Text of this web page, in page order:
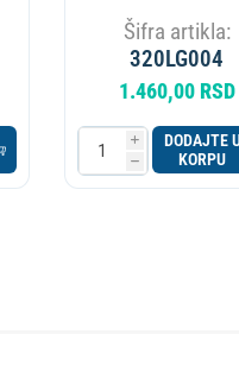
6322FR2046C
Šifra artikla:
320LG004
1.460,00 RSD
i
h
DODAJTE
KORPU